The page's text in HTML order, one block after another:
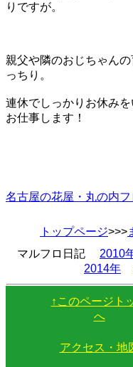
りですが。
親父や隣のおじちゃん
っちり。
連休でしっかりお休み
お仕事します！
名古屋の花屋・丸の内フ
トップページ>>>
マルフロ日記 2010
2014年
↑このページト
へ
アクセス・地